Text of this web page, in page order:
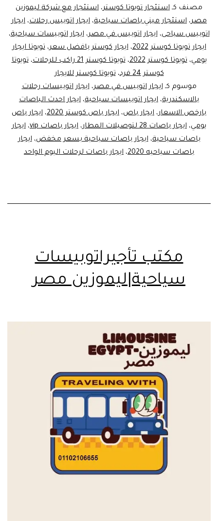
الي
12%علي
باص
تيوتا
كوستر
مصنف كـ استئجار تويوتا كوستر، استئجار مع شركة ليموزين
مصر، استئجار ميني باصات سياحية، ايجار اتوبيس رحلات، ايجار
اتوبيس سياحى،ايجار اتوبيس في مصر،ايجار اتوبيسات سياحية،
ايجار تويوتا كوستر 2022
،ايجار كوستر بافضل سعر،تويوتا ايجار
يومي،تويوتا كوستر 2022 ،تويوتا كوستر 21 راكب للرحلات ،تويوتا
كوستر 24 فرد
،تويوتا كوستر للايجار
موسوم كـايجار اتوبيس في مصر،ايجار اتوبيسات رحلات
بالاسكندرية، ايجار اتوبيسات سياحية، ايجار احدث الباصات
بارخص الاسعار، ايجار باص، ايجار باص كوستر 2020 ، ايجار باص
يومي، ايجار باصات 28 لتوصيلات المطار ، ايجار باصات vip ، ايجار
باصات سياحية،ايجار باصات سياحية بسعر مخفض،ايجار
باصات سياحيه 2020
، ايجار باصات لرحلات اليوم الواحد
مكتب تأجيراتوبيسات
سياحية|ليموزين مصر